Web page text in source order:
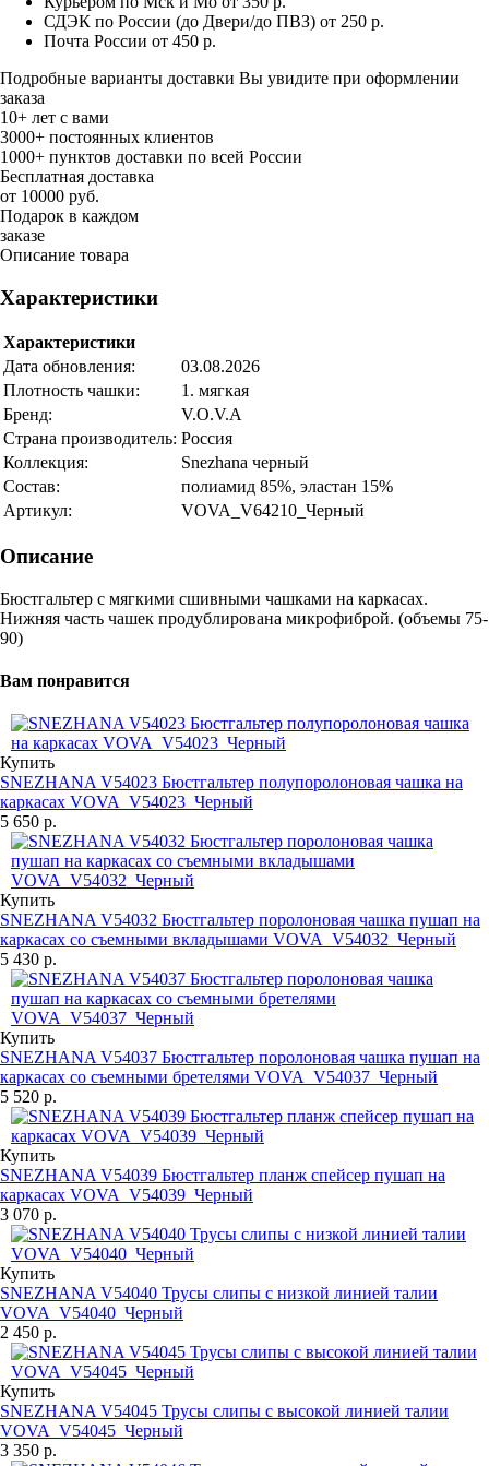
СДЭК по России (до Двери/до ПВЗ) от 250 р.
Почта России от 450 р.
Подробные варианты доставки Вы увидите при оформлении
заказа
10+ лет с вами
3000+ постоянных клиентов
1000+ пунктов доставки по всей России
Бесплатная доставка
от 10000 руб.
Подарок в каждом
заказе
Описание товара
Характеристики
Характеристики
Дата обновления:
03.08.2026
Плотность чашки:
1. мягкая
Бренд:
V.O.V.A
Страна производитель: Россия
Коллекция:
Snezhana черный
Состав:
полиамид 85%, эластан 15%
Артикул:
VOVA_V64210_Черный
Описание
Бюстгальтер с мягкими сшивными чашками на каркасах.
Нижняя часть чашек продублирована микрофиброй. (объемы 75-
90)
Вам понравится
Купить
SNEZHANA V54023 Бюстгальтер полупоролоновая чашка на
каркасах VOVA_V54023_Черный
5 650 р.
Купить
SNEZHANA V54032 Бюстгальтер поролоновая чашка пушап на
каркасах со съемными вкладышами VOVA_V54032_Черный
5 430 р.
Купить
SNEZHANA V54037 Бюстгальтер поролоновая чашка пушап на
каркасах со съемными бретелями VOVA_V54037_Черный
5 520 р.
Купить
SNEZHANA V54039 Бюстгальтер планж спейсер пушап на
каркасах VOVA_V54039_Черный
3 070 р.
Купить
SNEZHANA V54040 Трусы слипы с низкой линией талии
VOVA_V54040_Черный
2 450 р.
Купить
SNEZHANA V54045 Трусы слипы с высокой линией талии
VOVA_V54045_Черный
3 350 р.